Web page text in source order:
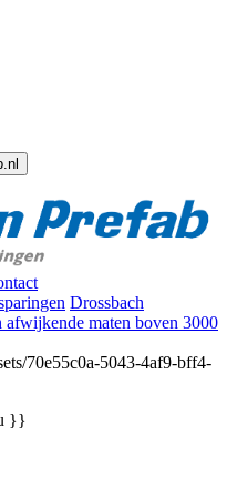
Drossbach
afwijkende maten boven 3000
}}